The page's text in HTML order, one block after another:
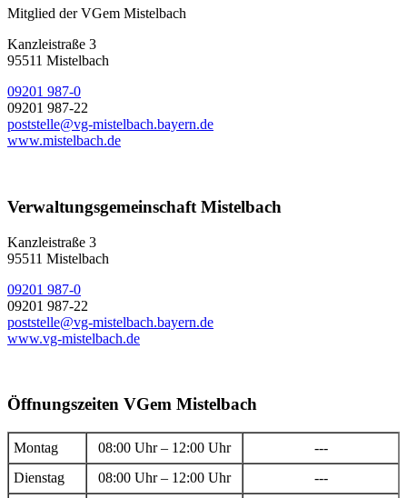
Mitglied der VGem Mistelbach
Kanzleistraße 3
95511 Mistelbach
09201 987-0
09201 987-22
poststelle@vg-mistelbach.bayern.de
www.mistelbach.de
Verwaltungsgemeinschaft Mistelbach
Kanzleistraße 3
95511 Mistelbach
09201 987-0
09201 987-22
poststelle@vg-mistelbach.bayern.de
www.vg-mistelbach.de
Öffnungszeiten VGem Mistelbach
Montag 08:00 Uhr – 12:00 Uhr
---
Dienstag
08:00 Uhr – 12:00 Uhr ---